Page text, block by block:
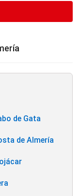
de Gata
de Almería